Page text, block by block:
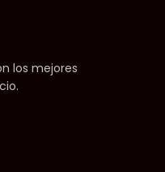
los mejores